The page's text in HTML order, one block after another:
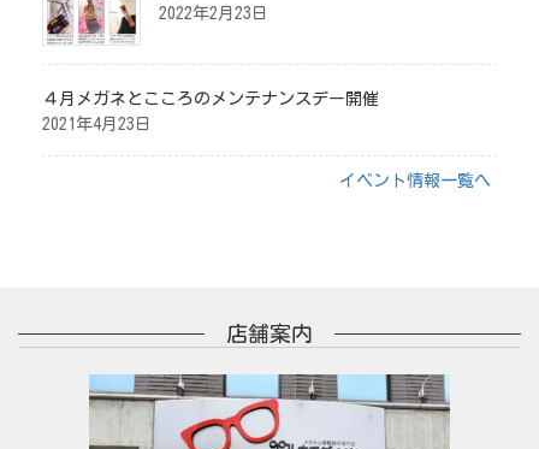
2022年2月23日
４月メガネとこころのメンテナンスデー開催
2021年4月23日
イベント情報一覧へ
店舗案内